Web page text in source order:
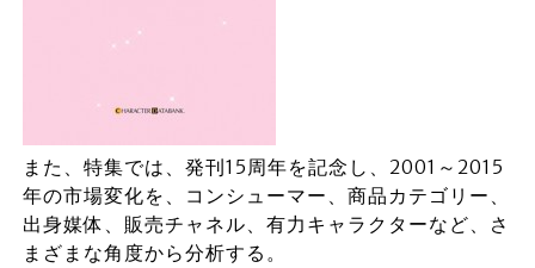
また、特集では、発刊15周年を記念し、2001～2015
年の市場変化を、コンシューマー、商品カテゴリー、
出身媒体、販売チャネル、有力キャラクターなど、さ
まざまな角度から分析する。